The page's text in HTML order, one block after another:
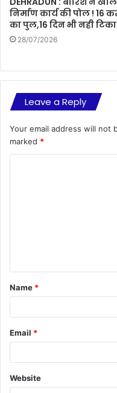
निर्माण कार्य की पोल ! 16
का पुल,16 दिन भी नही टिका
28/07/2026
Leave a Reply
Your email address will not
marked *
t
*
Name *
Email *
Website